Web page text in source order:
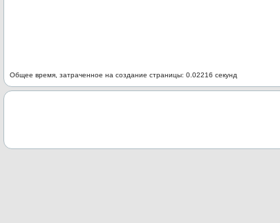
Общее время, затраченное на создание страницы: 0.02216 секунд